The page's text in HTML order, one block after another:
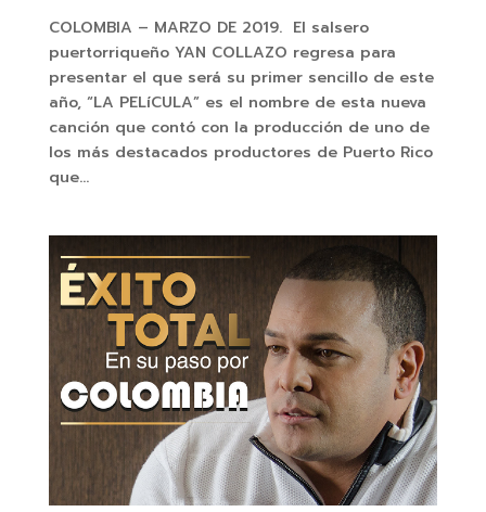
COLOMBIA – MARZO DE 2019. El salsero
puertorriqueño YAN COLLAZO regresa para
presentar el que será su primer sencillo de este
año, “LA PELíCULA” es el nombre de esta nueva
canción que contó con la producción de uno de
los más destacados productores de Puerto Rico
que...